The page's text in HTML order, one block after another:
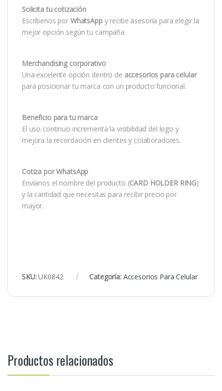
Solicita tu cotización
Escríbenos por WhatsAppy recibe asesoría para elegir la
mejor opción según tu campaña.
Merchandising corporativo
Una excelente opción dentro de accesorios para celular
para posicionar tu marca con un producto funcional.
Beneficio para tu marca
El uso continuo incrementa la visibilidad del logo y
mejora la recordación en clientes y colaboradores.
Cotiza por WhatsApp
Envíanos el nombre del producto (CARD HOLDER RING)
y la cantidad que necesitas para recibir precio por
mayor.
SKU:UK0842 Categoría: Accesorios Para Celular
Productos relacionados